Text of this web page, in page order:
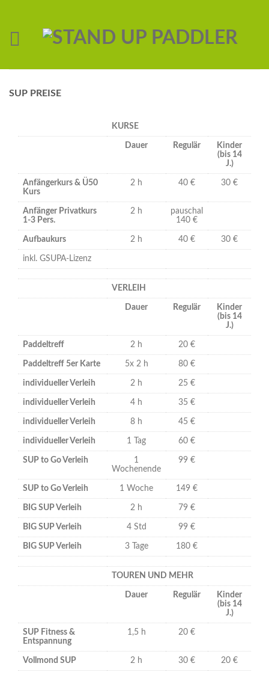
SUP PREISE
KURSE
Dauer Regulär
Kinder
(bis 14
J.)
Anfängerkurs & Ü50
Kurs
2 h 40 € 30 €
Anfänger Privatkurs
1-3 Pers.
2 h
pauschal
140 €
Aufbaukurs 2 h 40 € 30 €
inkl. GSUPA-Lizenz
VERLEIH
Dauer Regulär
Kinder
(bis 14
J.)
Paddeltreff 2 h 20 €
Paddeltreff 5er Karte 5x 2 h 80 €
individueller Verleih 2 h 25 €
individueller Verleih 4 h 35 €
individueller Verleih 8 h 45 €
individueller Verleih 1 Tag 60 €
SUP to Go Verleih
1
Wochenende
99 €
SUP to Go Verleih 1 Woche 149 €
BIG SUP Verleih 2 h 79 €
BIG SUP Verleih 4 Std 99 €
BIG SUP Verleih 3 Tage 180 €
TOUREN UND MEHR
Dauer Regulär
Kinder
(bis 14
J.)
SUP Fitness &
Entspannung
1,5 h 20 €
Vollmond SUP 2 h 30 € 20 €